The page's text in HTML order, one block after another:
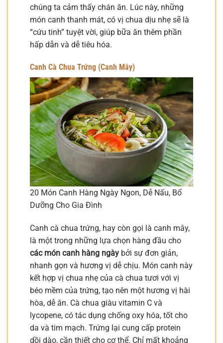
chúng ta cảm thấy chán ăn. Lúc này, những
món canh thanh mát, có vị chua dịu nhẹ sẽ là
“cứu tinh” tuyệt vời, giúp bữa ăn thêm phần
hấp dẫn và dễ tiêu hóa.
Canh Cà Chua Trứng (Canh Mây)
20 Món Canh Hàng Ngày Ngon, Dễ Nấu, Bổ
Dưỡng Cho Gia Đình
Canh cà chua trứng, hay còn gọi là canh mây,
là một trong những lựa chọn hàng đầu cho
các món canh hàng ngày bởi sự đơn giản,
nhanh gọn và hương vị dễ chịu. Món canh này
kết hợp vị chua nhẹ của cà chua tươi với vị
béo mềm của trứng, tạo nên một hương vị hài
hòa, dễ ăn. Cà chua giàu vitamin C và
lycopene, có tác dụng chống oxy hóa, tốt cho
da và tim mạch. Trứng lại cung cấp protein
dồi dào, cần thiết cho cơ thể. Chỉ mất khoảng